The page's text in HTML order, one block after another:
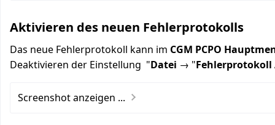
Aktivieren des neuen Fehlerprotokolls
Das neue Fehlerprotokoll kann im CGM PCPO
Deaktivieren der Einstellung "Datei → "Fehlerprotokoll
Screenshot anzeigen ...